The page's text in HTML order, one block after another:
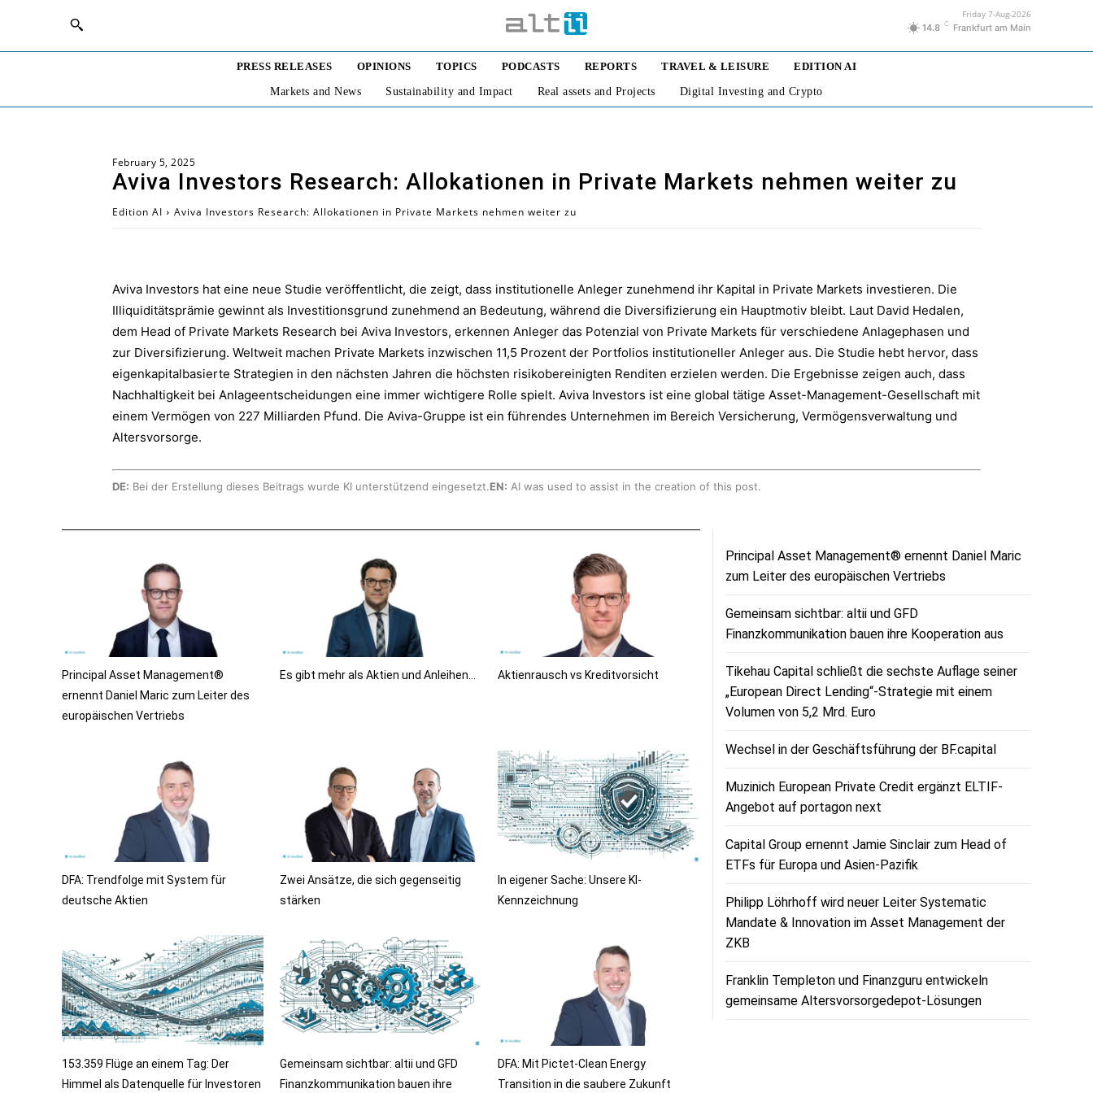
Friday 7-Aug-2026
14.8 C Frankfurt am Main
PRESS RELEASES OPINIONS TOPICS PODCASTS REPORTS TRAVEL & LEISURE EDITION AI
Markets and News Sustainability and Impact Real assets and Projects Digital Investing and Crypto
February 5, 2025
Aviva Investors Research: Allokationen in Private Markets nehmen weiter zu
Edition AI Aviva Investors Research: Allokationen in Private Markets nehmen weiter zu
Aviva Investors hat eine neue Studie veröffentlicht, die zeigt, dass institutionelle Anleger zunehmend ihr Kapital in Private Markets investieren. Die
Illiquiditätsprämie gewinnt als Investitionsgrund zunehmend an Bedeutung, während die Diversifizierung ein Hauptmotiv bleibt. Laut David Hedalen,
dem Head of Private Markets Research bei Aviva Investors, erkennen Anleger das Potenzial von Private Markets für verschiedene Anlagephasen und
zur Diversifizierung. Weltweit machen Private Markets inzwischen 11,5 Prozent der Portfolios institutioneller Anleger aus. Die Studie hebt hervor, dass
eigenkapitalbasierte Strategien in den nächsten Jahren die höchsten risikobereinigten Renditen erzielen werden. Die Ergebnisse zeigen auch, dass
Nachhaltigkeit bei Anlageentscheidungen eine immer wichtigere Rolle spielt. Aviva Investors ist eine global tätige Asset-Management-Gesellschaft mit
einem Vermögen von 227 Milliarden Pfund. Die Aviva-Gruppe ist ein führendes Unternehmen im Bereich Versicherung, Vermögensverwaltung und
Altersvorsorge.
DE: Bei der Erstellung dieses Beitrags wurde KI unterstützend eingesetzt.EN: AI was used to assist in the creation of this post.
Principal Asset Management®
ernennt Daniel Maric zum Leiter des
europäischen Vertriebs
Es gibt mehr als Aktien und Anleihen… Aktienrausch vs Kreditvorsicht
DFA: Trendfolge mit System für
deutsche Aktien
Zwei Ansätze, die sich gegenseitig
stärken
In eigener Sache: Unsere KI-
Kennzeichnung
153.359 Flüge an einem Tag: Der
Himmel als Datenquelle für Investoren
Gemeinsam sichtbar: altii und GFD
Finanzkommunikation bauen ihre
DFA: Mit Pictet-Clean Energy
Transition in die saubere Zukunft
Principal Asset Management® ernennt Daniel Maric
zum Leiter des europäischen Vertriebs
Gemeinsam sichtbar: altii und GFD
Finanzkommunikation bauen ihre Kooperation aus
Tikehau Capital schließt die sechste Auflage seiner
„European Direct Lending“-Strategie mit einem
Volumen von 5,2 Mrd. Euro
Wechsel in der Geschäftsführung der BF.capital
Muzinich European Private Credit ergänzt ELTIF-
Angebot auf portagon next
Capital Group ernennt Jamie Sinclair zum Head of
ETFs für Europa und Asien-Pazifik
Philipp Löhrhoff wird neuer Leiter Systematic
Mandate & Innovation im Asset Management der
ZKB
Franklin Templeton und Finanzguru entwickeln
gemeinsame Altersvorsorgedepot-Lösungen